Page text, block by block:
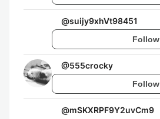
@suijy9xhVt98451
Follow
@555crocky
Follow
@mSKXRPF9Y2uvCm9